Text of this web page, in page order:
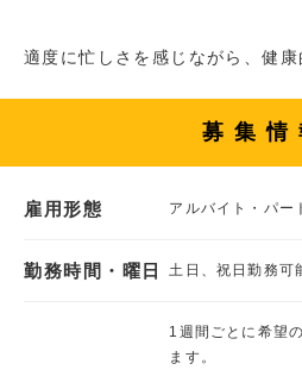
適度に忙しさを感じながら、健康
募集情
雇用形態 アルバイト・パー
勤務時間・曜日 土日、祝日勤務可
1週間ごとに希望
ます。